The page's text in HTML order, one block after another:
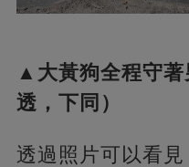
▲大黃狗全程守
透，下同）
透過照片可以看